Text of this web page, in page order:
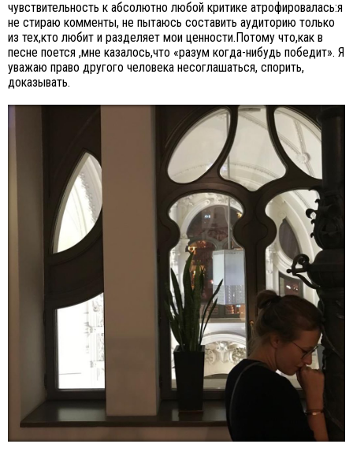
чувствительность к абсолютно любой критике атрофировалась:я
не стираю комменты, не пытаюсь составить аудиторию только
из тех,кто любит и разделяет мои ценности.Потому что,как в
песне поется ,мне казалось,что «разум когда-нибудь победит». Я
уважаю право другого человека несоглашаться, спорить,
доказывать.